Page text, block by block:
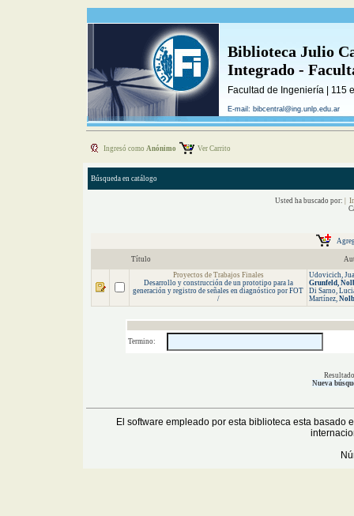
Biblioteca Julio
Integrado -
Facultad de Ingeniería | 115
E-mail: bibcentral@ing.unlp.edu.ar
Ingresó como Anónimo Ver Carrito
Búsqueda en catálogo
Usted ha buscado por:
|
Título
Proyectos de Trabajos Finales
Desarrollo y construcción de un prototipo para la
generación y registro de señales en diagnóstico por FOT
/
Udovicich,
Grunfeld,
Di Sarno,
Martínez,
Termino:
Nueva
El software empleado por esta biblioteca esta basado